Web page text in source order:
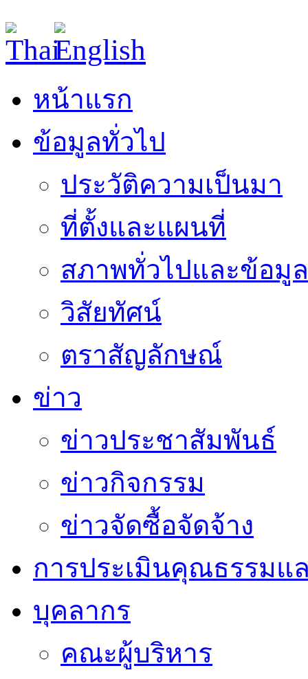
หน้าแรก
ข้อมูลทั่วไป
ประวัติความเป็นมา
ที่ตั้งและแผนที่
สภาพทั่วไปและข้อมู
วิสัยทัศน์
ตราสัญลักษณ์
ข่าว
ข่าวประชาสัมพันธ์
ข่าวกิจกรรม
ข่าวจัดซื้อจัดจ้าง
การประเมินคุณธรรมแ
บุคลากร
คณะผู้บริหาร